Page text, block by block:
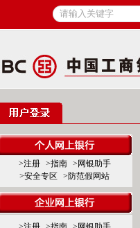
>注册 >指南
>网银助手
>安全专区
>防范假网站